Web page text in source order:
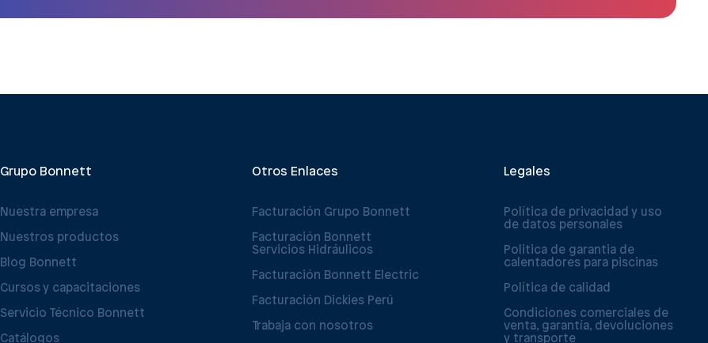
Grupo Bonnett
Nuestra empresa
Nuestros productos
Blog Bonnett
Cursos y capacitaciones
Servicio Técnico Bonnett
Catálogos
Otros Enlaces
Facturación Grupo Bonnett
Facturación Bonnett
Servicios Hidráulicos
Facturación Bonnett Electric
Facturación Dickies Perú
Trabaja con nosotros
Legales
Política de privacidad y uso
de datos personales
Politica de garantia de
calentadores para piscinas
Política de calidad
Condiciones comerciales de
venta, garantía, devoluciones
y transporte